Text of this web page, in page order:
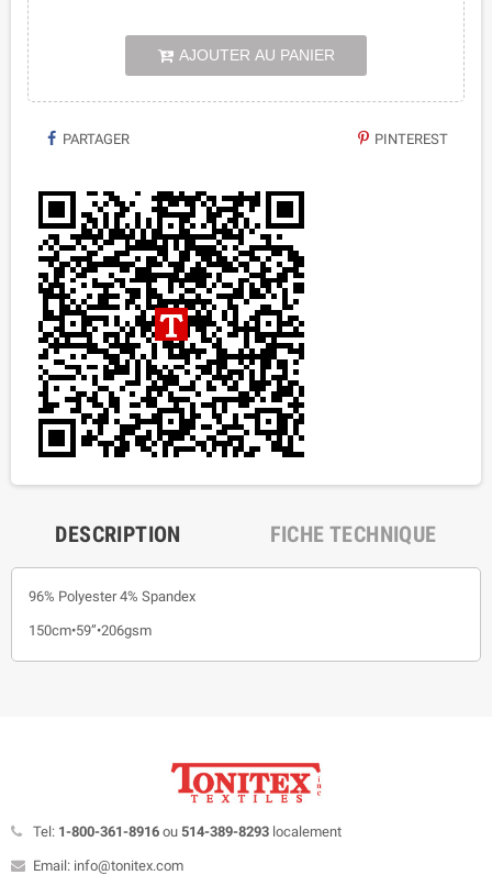
AJOUTER AU PANIER
PARTAGER PINTEREST
DESCRIPTION FICHE TECHNIQUE
96% Polyester 4% Spandex
150cm•59”•206gsm
Tel: 1-800-361-8916 ou 514-389-8293 localement
Email: info@tonitex.com